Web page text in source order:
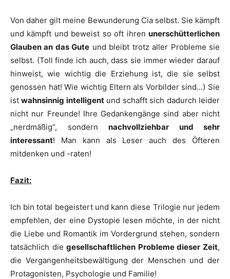
Von daher gilt meine Bewunderung Cia selbst. Sie kämpft
und kämpft und beweist so oft ihren unerschütterlichen
Glauben an das Gute und bleibt trotz aller Probleme sie
selbst. (Toll finde ich auch, dass sie immer wieder darauf
hinweist, wie wichtig die Erziehung ist, die sie selbst
genossen hat! Wie wichtig Eltern als Vorbilder sind…) Sie
istwahnsinnig intelligentund schafft sich dadurch leider
nicht nur Freunde! Ihre Gedankengänge sind aber nicht
„nerdmäßig“, sondern nachvollziehbar und sehr
interessant! Man kann als Leser auch des Öfteren
mitdenken und -raten!
Fazit:
Ich bin total begeistert und kann diese Trilogie nur jedem
empfehlen, der eine Dystopie lesen möchte, in der nicht
die Liebe und Romantik im Vordergrund stehen, sondern
tatsächlich diegesellschaftlichen Probleme dieser Zeit,
die Vergangenheitsbewältigung der Menschen und der
Protagonisten, Psychologie und Familie!